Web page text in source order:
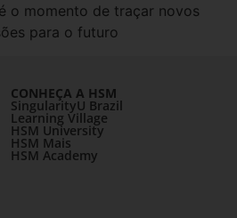
o momento de traçar novos
para o futuro
CONHEÇA A HSM
SingularityU Brazil
Learning Village
HSM University
HSM Mais
HSM Academy